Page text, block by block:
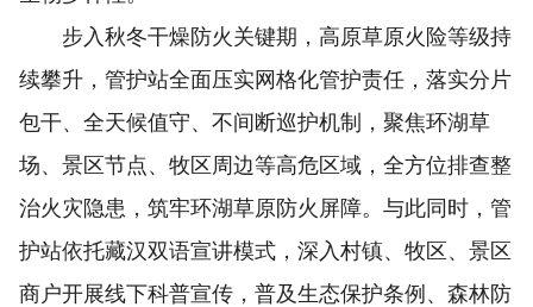
步入秋冬干燥防火关键期，高原草原火险等级持
续攀升，管护站全面压实网格化管护责任，落实分片
包干、全天候值守、不间断巡护机制，聚焦环湖草
场、景区节点、牧区周边等高危区域，全方位排查整
治火灾隐患，筑牢环湖草原防火屏障。与此同时，管
护站依托藏汉双语宣讲模式，深入村镇、牧区、景区
商户开展线下科普宣传，普及生态保护条例、森林防